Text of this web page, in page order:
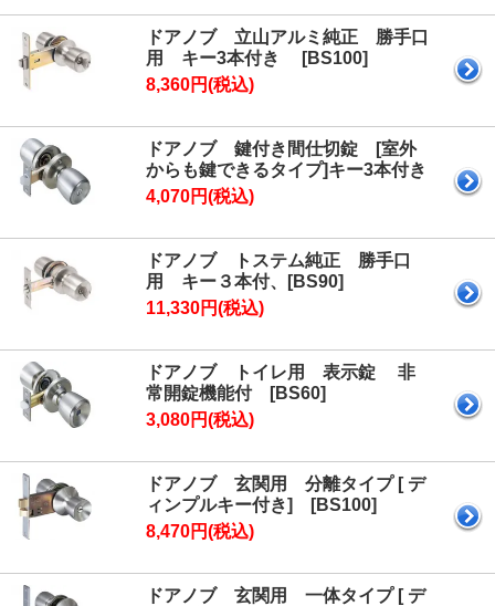
ドアノブ 立山アルミ純正 勝手口
用 キー3本付き [BS100]
8,360円(税込)
ドアノブ 鍵付き間仕切錠 [室外
からも鍵できるタイプ]キー3本付き
4,070円(税込)
ドアノブ トステム純正 勝手口
用 キー３本付、[BS90]
11,330円(税込)
ドアノブ トイレ用 表示錠 非
常開錠機能付 [BS60]
3,080円(税込)
ドアノブ 玄関用 分離タイプ [ デ
ィンプルキー付き] [BS100]
8,470円(税込)
ドアノブ 玄関用 一体タイプ [ デ